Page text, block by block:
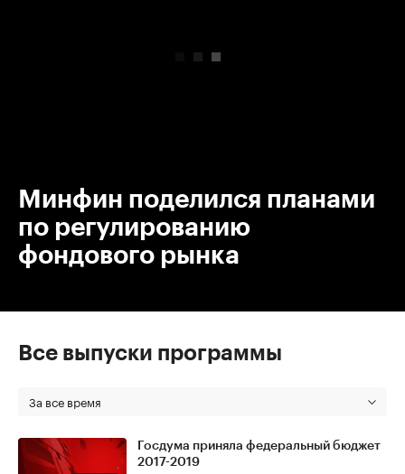
Минфин поделился планами
по регулированию
фондового рынка
Все выпуски программы
За все время
Госдума приняла федеральный бюджет
2017-2019